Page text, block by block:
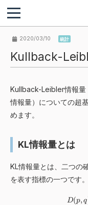
2020/03/10 統計
Kullback-
Kullback-Leibler情報
情報量）についての超
めます。
KL情報量とは
KL情報量とは、二つの
を表す指標の一つです
D(p, q